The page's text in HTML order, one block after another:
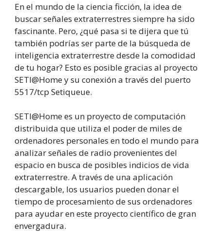
En el mundo de la ciencia ficción, la idea de
buscar señales extraterrestres siempre ha sido
fascinante. Pero, ¿qué pasa si te dijera que tú
también podrías ser parte de la búsqueda de
inteligencia extraterrestre desde la comodidad
de tu hogar? Esto es posible gracias al proyecto
SETI@Home y su conexión a través del puerto
5517/tcp Setiqueue.
SETI@Home es un proyecto de computación
distribuida que utiliza el poder de miles de
ordenadores personales en todo el mundo para
analizar señales de radio provenientes del
espacio en busca de posibles indicios de vida
extraterrestre. A través de una aplicación
descargable, los usuarios pueden donar el
tiempo de procesamiento de sus ordenadores
para ayudar en este proyecto científico de gran
envergadura.